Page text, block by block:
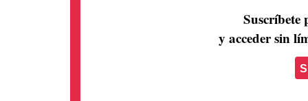
Suscríbete
y acceder sin